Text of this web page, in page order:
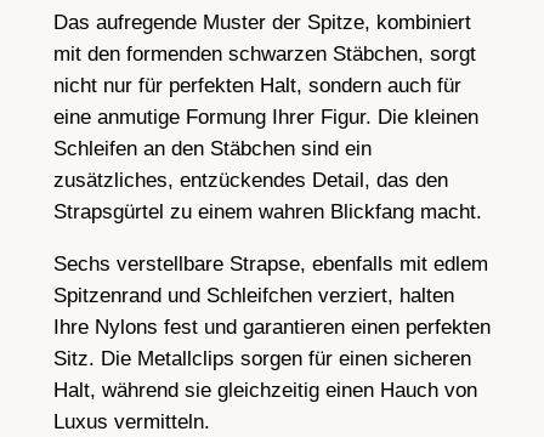
u
n
d
h
o
h
e
T
a
i
l
l
e
Das aufregende Muster der Spitze, kombiniert
mit den formenden schwarzen Stäbchen, sorgt
nicht nur für perfekten Halt, sondern auch für
eine anmutige Formung Ihrer Figur. Die kleinen
Schleifen an den Stäbchen sind ein
zusätzliches, entzückendes Detail, das den
Strapsgürtel zu einem wahren Blickfang macht.
Sechs verstellbare Strapse, ebenfalls mit edlem
Spitzenrand und Schleifchen verziert, halten
Ihre Nylons fest und garantieren einen perfekten
Sitz. Die Metallclips sorgen für einen sicheren
Halt, während sie gleichzeitig einen Hauch von
Luxus vermitteln.